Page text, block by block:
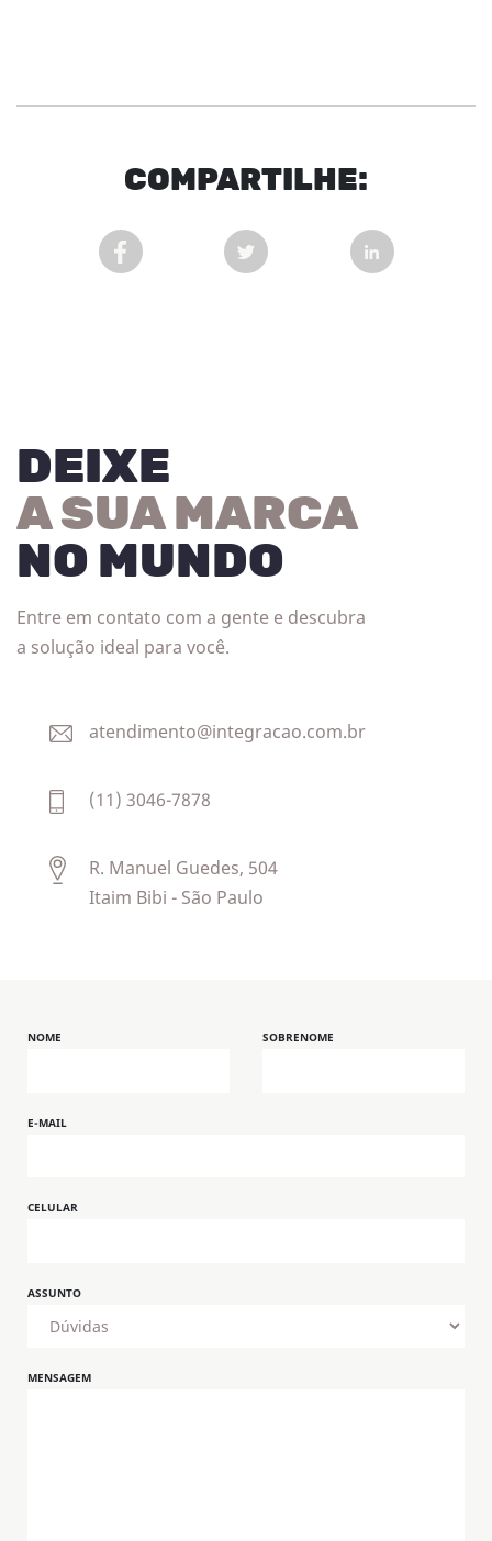
COMPARTILHE:
COMPARTILHAR POST NO FACEBOOK EM NOVA
COMPARTILHAR POST NO
DEIXE
A SUA MARCA
NO MUNDO
Entre em contato com a gente e descubra
a solução ideal para você.
atendimento@integracao.com.br
(11) 3046-7878
R. Manuel Guedes, 504
Itaim Bibi - São Paulo
NOME SOBRENOME
E-MAIL
CELULAR
ASSUNTO
MENSAGEM